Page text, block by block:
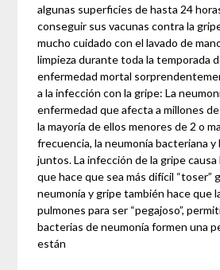
algunas superficies de hasta 24
conseguir sus vacunas contra la
mucho cuidado con el lavado de
limpieza durante toda la temporada
enfermedad mortal
a la infección con la gripe: La
enfermedad que afecta a millones
la mayoría de ellos menores de 2 o
frecuencia, la neumonía bacteriana y
juntos. La infección de la gripe
que hace que sea más difícil “toser”
neumonía y gripe también hace que
pulmones para ser “pegajoso”,
bacterias de neumonía formen una
están